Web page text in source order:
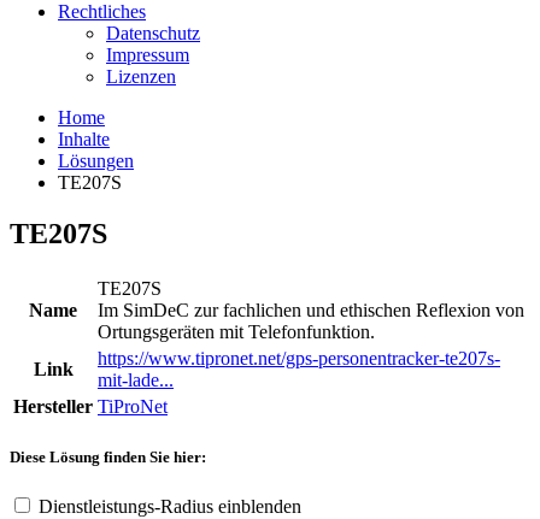
Rechtliches
Datenschutz
Impressum
Lizenzen
Home
Inhalte
Lösungen
TE207S
TE207S
Name
TE207S
Im SimDeC zur fachlichen und ethischen Reflexion von
Ortungsgeräten mit Telefonfunktion.
Link
https://www.tipronet.net/gps-personentracker-te207s-
mit-lade...
Hersteller TiProNet
Diese Lösung finden Sie hier:
Dienstleistungs-Radius einblenden